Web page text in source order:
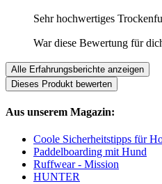
Sehr hochwertiges
War diese Bewertung für
Alle Erfahrungsberichte anzeigen
Dieses Produkt bewerten
Aus unserem Magazin:
Coole Sicherheitstipps für
Paddelboarding mit Hund
Ruffwear - Mission
HUNTER